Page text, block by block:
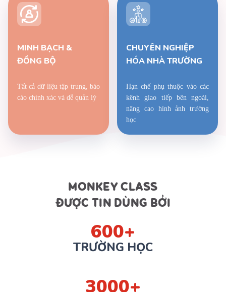
MINH BẠCH &
ĐỒNG BỘ
Tất cả dữ liệu tập trung, báo
cáo chính xác và dễ quản lý
CHUYÊN NGHIỆP
HÓA NHÀ TRƯỜNG
Hạn chế phụ thuộc vào các
kênh giao tiếp bên ngoài,
nâng cao hình ảnh trường
học
MONKEY CLASS
ĐƯỢC TIN DÙNG BỞI
600+
TRƯỜNG HỌC
3000+